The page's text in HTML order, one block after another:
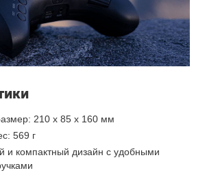
210 x 85 x 160 мм
569 г
и компактный дизайн с удобными